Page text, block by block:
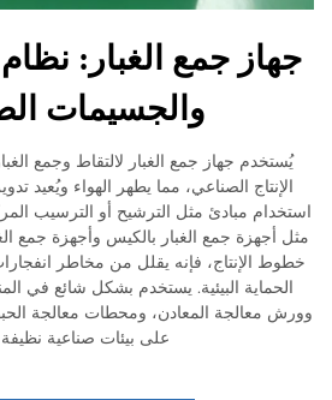
جمع الغبار: نظام
والجسيمات
جهاز جمع الغبار لالتقاط وجمع الغبار
الصناعي، مما يطهر الهواء ويُعيد تدوير
مبادئ مثل الترشيح أو الترسيب المركزي،
جمع الغبار بالكيس وأجهزة جمع الغبار
الإنتاج، فإنه يقلل من مخاطر انفجارات
البيئية. يستخدم بشكل شائع في المناجم،
معالجة المعادن، ومحطات معالجة الحبوب،
على بيئات صناعية نظيفة وآمنة.